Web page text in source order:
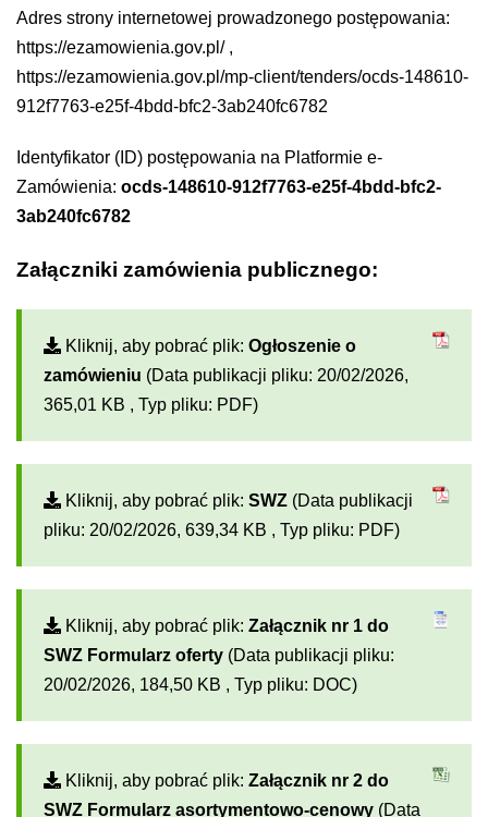
Adres strony internetowej prowadzonego postępowania:
https://ezamowienia.gov.pl/,
https://ezamowienia.gov.pl/mp-client/tenders/ocds-148610-
912f7763-e25f-4bdd-bfc2-3ab240fc6782
Identyfikator (ID) postępowania na Platformie e-
Zamówienia: ocds-148610-912f7763-e25f-4bdd-bfc2-
3ab240fc6782
Załączniki zamówienia publicznego:
Kliknij, aby pobrać plik: Ogłoszenie o
zamówieniu (Data publikacji pliku: 20/02/2026,
365,01 KB , Typ pliku: PDF)
Kliknij, aby pobrać plik: SWZ (Data publikacji
pliku: 20/02/2026, 639,34 KB , Typ pliku: PDF)
Kliknij, aby pobrać plik: Załącznik nr 1 do
SWZ Formularz oferty (Data publikacji pliku:
20/02/2026, 184,50 KB , Typ pliku: DOC)
Kliknij, aby pobrać plik: Załącznik nr 2 do
SWZ Formularz asortymentowo-cenowy (Data